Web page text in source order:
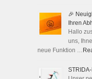
🎉
Ihren
Hallo
uns,
neue Funktion …